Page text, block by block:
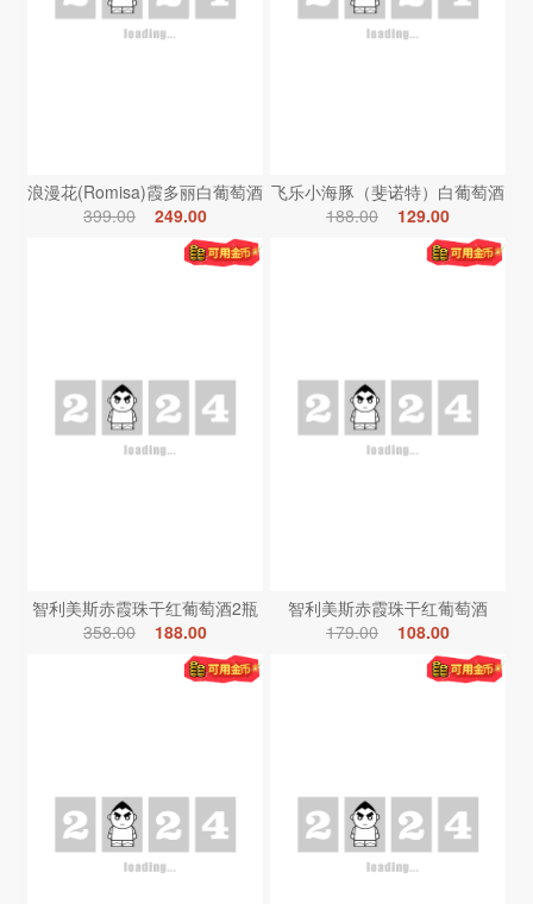
浪漫花(Romisa)霞多丽白葡萄酒
399.00
249.00
飞乐小海豚（斐诺特）白葡萄酒
188.00
129.00
智利美斯赤霞珠干红葡萄酒2瓶
358.00
188.00
智利美斯赤霞珠干红葡萄酒
179.00
108.00